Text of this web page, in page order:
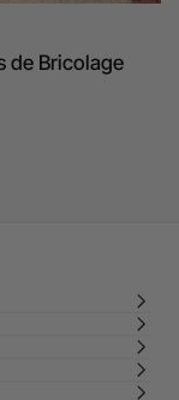
de Bricolage